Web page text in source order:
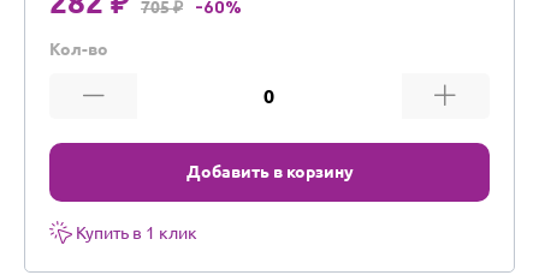
705 ₽ -60%
Кол-во
Добавить в корзину
Купить в 1 клик